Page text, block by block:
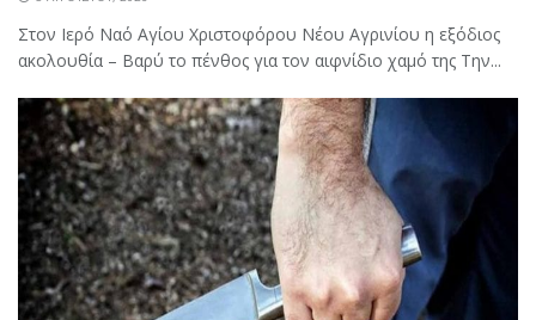
Στον Ιερό Ναό Αγίου Χριστοφόρου Νέου Αγρινίου η εξόδιος
ακολουθία – Βαρύ το πένθος για τον αιφνίδιο χαμό της Την...